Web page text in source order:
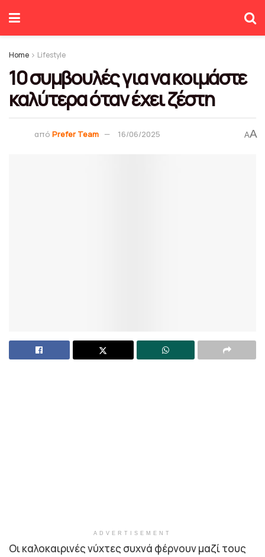
Home Lifestyle
10 συμβουλές για να κοιμάστε
καλύτερα όταν έχει ζέστη
από Prefer Team 16/06/2025 AA
ADVERTISEMENT
Οι καλοκαιρινές νύχτες συχνά φέρνουν μαζί τους